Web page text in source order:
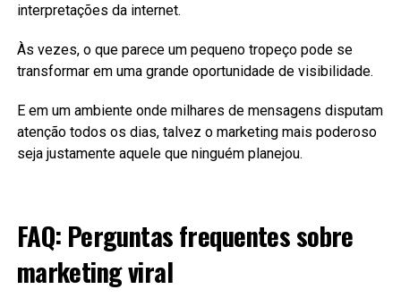
interpretações da internet.
Às vezes, o que parece um pequeno tropeço pode se
transformar em uma grande oportunidade de visibilidade.
E em um ambiente onde milhares de mensagens disputam
atenção todos os dias, talvez o marketing mais poderoso
seja justamente aquele que ninguém planejou.
FAQ: Perguntas frequentes sobre
marketing viral